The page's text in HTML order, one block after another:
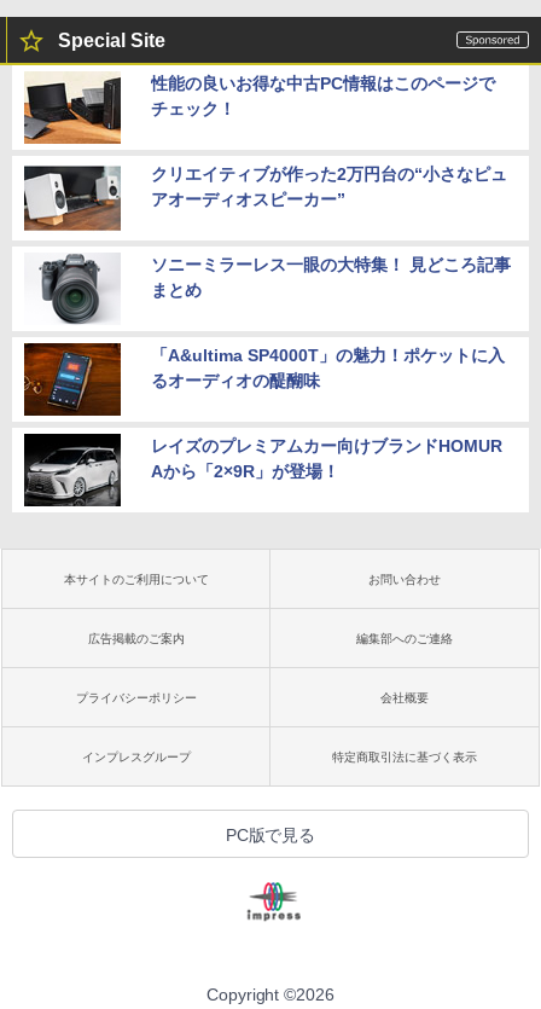
Special Site
性能の良いお得な中古PC情報はこのページで
チェック！
クリエイティブが作った2万円台の“小さなピュ
アオーディオスピーカー”
ソニーミラーレス一眼の大特集！ 見どころ記事
まとめ
「A&ultima SP4000T」の魅力！ポケットに入
るオーディオの醍醐味
レイズのプレミアムカー向けブランドHOMUR
Aから「2×9R」が登場！
本サイトのご利用について お問い合わせ
広告掲載のご案内 編集部へのご連絡
プライバシーポリシー 会社概要
インプレスグループ 特定商取引法に基づく表示
PC版で見る
Copyright ©2026